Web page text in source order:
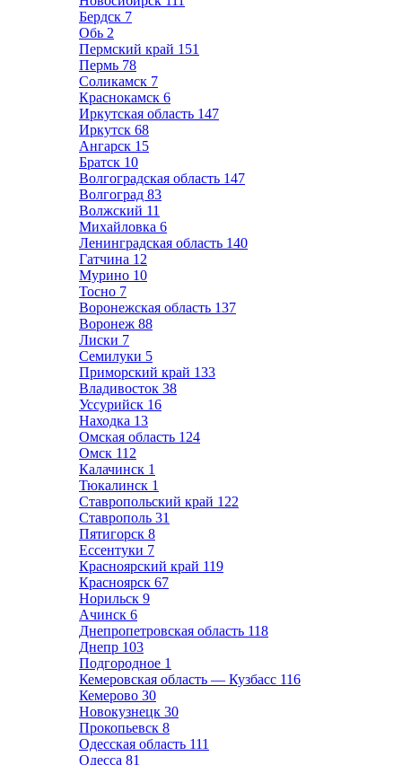
Бердск 7
Обь 2
Пермский край 151
Пермь 78
Соликамск 7
Краснокамск 6
Иркутская область 147
Иркутск 68
Ангарск 15
Братск 10
Волгоградская область 147
Волгоград 83
Волжский 11
Михайловка 6
Ленинградская область 140
Гатчина 12
Мурино 10
Тосно 7
Воронежская область 137
Воронеж 88
Лиски 7
Семилуки 5
Приморский край 133
Владивосток 38
Уссурийск 16
Находка 13
Омская область 124
Омск 112
Калачинск 1
Тюкалинск 1
Ставропольский край 122
Ставрополь 31
Пятигорск 8
Ессентуки 7
Красноярский край 119
Красноярск 67
Норильск 9
Ачинск 6
Днепропетровская область 118
Днепр 103
Подгородное 1
Кемеровская область — Кузбасс 116
Кемерово 30
Новокузнецк 30
Прокопьевск 8
Одесская область 111
Одесса 81